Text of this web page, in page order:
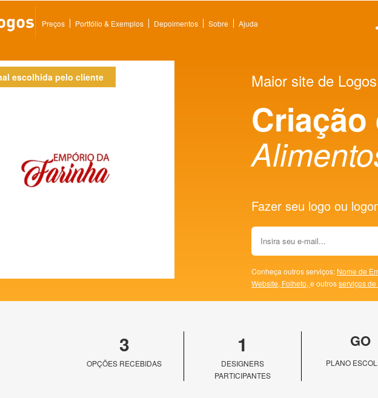
Preços Portfólio & Exemplos Depoimentos Sobre Ajuda
escolhida pelo cliente Maior site de
Criação
Fazer seu logo ou
Conheça outros serviços: Nome de
Website, Folheto, e outrosserviços de
3
OPÇÕES RECEBIDAS
1
DESIGNERS
PARTICIPANTES
GO
PLANO